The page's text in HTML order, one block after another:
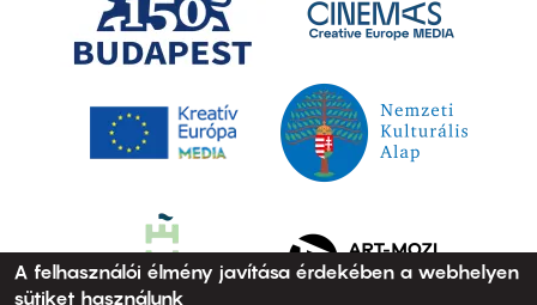
A felhasználói élmény javítása érdekében a webhelyen
sütiket használunk